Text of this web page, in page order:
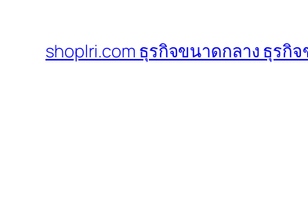
shoplri.com ธุรกิจขนาดกลาง ธุรกิ